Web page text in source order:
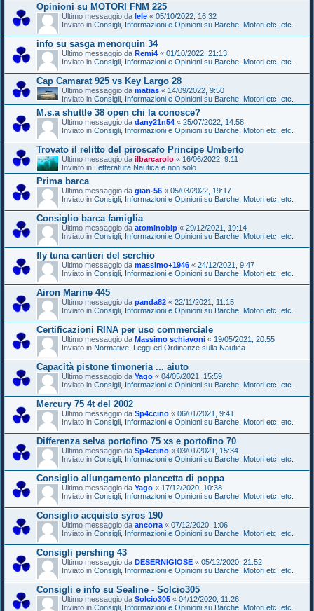
Opinioni su MOTORI FNM 225
Ultimo messaggio da lele « 05/10/2022, 16:32
Inviato in Consigli, Informazioni e Opinioni su Barche, Motori etc, etc.
info su sasga menorquin 34
Ultimo messaggio da Remi4 « 01/10/2022, 21:13
Inviato in Consigli, Informazioni e Opinioni su Barche, Motori etc, etc.
Cap Camarat 925 vs Key Largo 28
Ultimo messaggio da matias « 14/09/2022, 9:50
Inviato in Consigli, Informazioni e Opinioni su Barche, Motori etc, etc.
M.s.a shuttle 38 open chi la conosce?
Ultimo messaggio da dany21n54 « 25/07/2022, 14:58
Inviato in Consigli, Informazioni e Opinioni su Barche, Motori etc, etc.
Trovato il relitto del piroscafo Principe Umberto
Ultimo messaggio da ilbarcarolo « 16/06/2022, 9:11
Inviato in Letteratura Nautica e non solo
Prima barca
Ultimo messaggio da gian-56 « 05/03/2022, 19:17
Inviato in Consigli, Informazioni e Opinioni su Barche, Motori etc, etc.
Consiglio barca famiglia
Ultimo messaggio da atominobip « 29/12/2021, 19:14
Inviato in Consigli, Informazioni e Opinioni su Barche, Motori etc, etc.
fly tuna cantieri del serchio
Ultimo messaggio da massimo+1946 « 24/12/2021, 9:47
Inviato in Consigli, Informazioni e Opinioni su Barche, Motori etc, etc.
Airon Marine 445
Ultimo messaggio da panda82 « 22/11/2021, 11:15
Inviato in Consigli, Informazioni e Opinioni su Barche, Motori etc, etc.
Certificazioni RINA per uso commerciale
Ultimo messaggio da Massimo schiavoni « 19/05/2021, 20:55
Inviato in Normative, Leggi ed Ordinanze sulla Nautica
Capacità pistone timoneria ... aiuto
Ultimo messaggio da Yago « 04/05/2021, 15:59
Inviato in Consigli, Informazioni e Opinioni su Barche, Motori etc, etc.
Mercury 75 4t del 2002
Ultimo messaggio da Sp4ccino « 06/01/2021, 9:41
Inviato in Consigli, Informazioni e Opinioni su Barche, Motori etc, etc.
Differenza selva portofino 75 xs e portofino 70
Ultimo messaggio da Sp4ccino « 03/01/2021, 15:34
Inviato in Consigli, Informazioni e Opinioni su Barche, Motori etc, etc.
Consiglio allungamento plancetta di poppa
Ultimo messaggio da Yago « 17/12/2020, 10:38
Inviato in Consigli, Informazioni e Opinioni su Barche, Motori etc, etc.
Consiglio acquisto syros 190
Ultimo messaggio da ancorra « 07/12/2020, 1:06
Inviato in Consigli, Informazioni e Opinioni su Barche, Motori etc, etc.
Consigli pershing 43
Ultimo messaggio da DESERNIGIOSE « 05/12/2020, 21:52
Inviato in Consigli, Informazioni e Opinioni su Barche, Motori etc, etc.
Consigli e info su Sealine - Solcio305
Ultimo messaggio da Solcio305 « 04/12/2020, 11:26
Inviato in Consigli, Informazioni e Opinioni su Barche, Motori etc, etc.